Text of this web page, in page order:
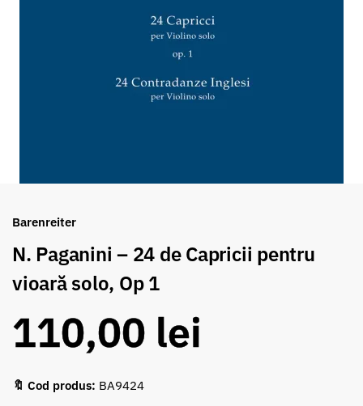
Barenreiter
N. Paganini – 24 de Capricii pentru
vioară solo, Op 1
110,00 lei
🔖 Cod produs: BA9424